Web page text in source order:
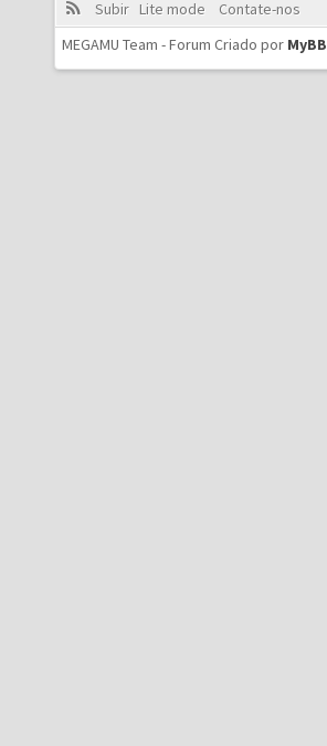
Subir Lite mode
Contate-nos
MEGAMU Team - Forum Criado por MyBB